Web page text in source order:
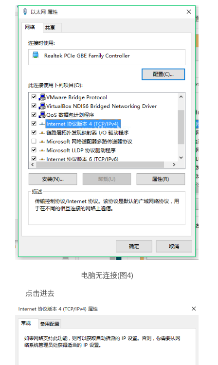
电脑无连接(图4)
点击进去